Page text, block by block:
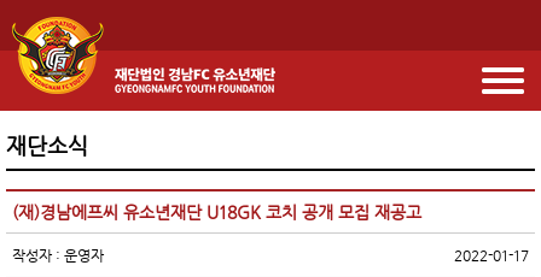
재단소식
(재)경남에프씨 유소년재단 U18GK 코치 공개 모집 재공고
작성자 : 운영자 2022-01-17